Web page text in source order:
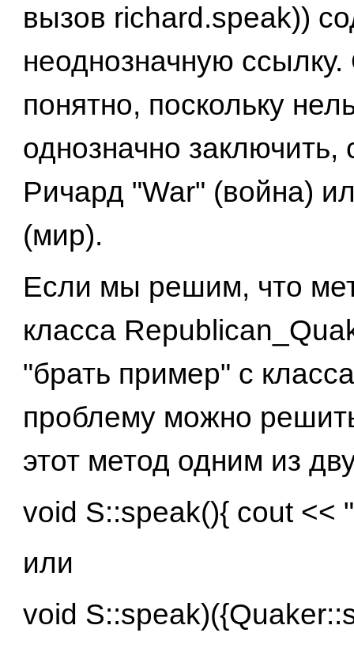
вызов richard.speak))
неоднозначную
понятно, поскольку
однозначно заключить,
Ричард "War" (война)
(мир).
Если мы решим, что
класса
"брать пример" с
проблему можно
этот метод одним из
void S::speak(){ cout <<
или
void